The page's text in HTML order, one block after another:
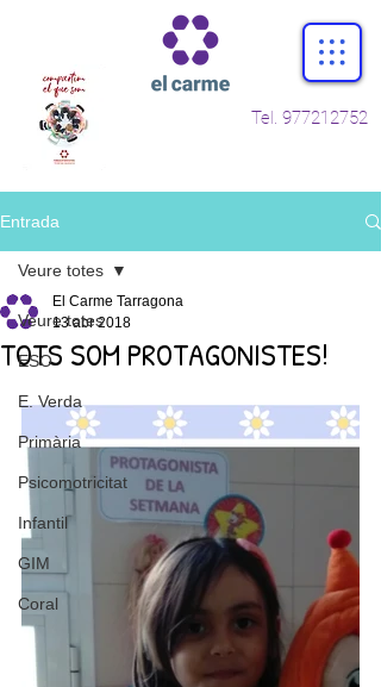
Tel. 977212752
Entrada
Veure totes
ESO
E. Verda
Primària
Psicomotricitat
Infantil
GIM
Coral
Veure totes
TOTS SOM PROTAGONISTES!
El Carme Tarragona
13 abr 2018